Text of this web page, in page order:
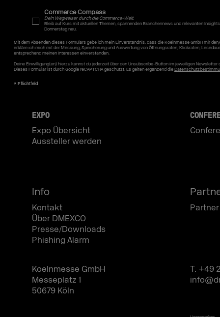
Commerce Compass
Dein Wegweiser durch die Commerce-Welt.
Bleib auf Kurs mit aktuellen Themen, spannenden Branchennews und relevanten
Donnerstag neu.
Mit dem Absenden dieses Formulars gebe ich mein Einverständnis, dass die Koelnmesse GmbH mir
erkläre ich mich mit der Messung, Speicherung und Auswertung von Öffnungsraten, Klickraten,
entsprechend meinen Interessen einverstanden.
Deine Einwilligung(en) hierzu kannst du jederzeit über den Unsubscribe-Button im jeweiligen
Dieses Formular ist durch Google reCAPTCHA geschützt. Es gelten ergänzend die
EXPO
Expo Übersicht
Aussteller werden
Info
Kontakt
Über DMEXCO
Presse/Downloads
Phishing Alarm
Koelnmesse GmbH
Messeplatz 1
50679 Köln
T. +49